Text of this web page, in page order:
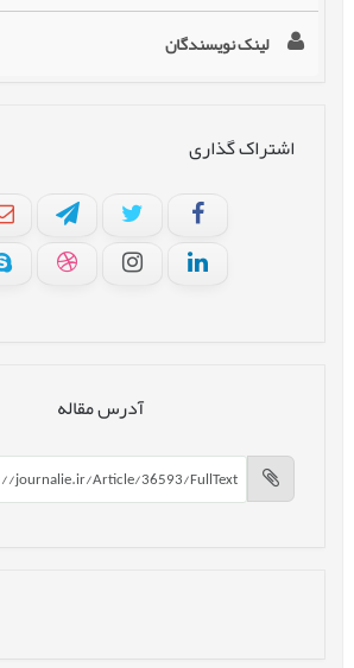
لینک نویسندگان
اشتراک گذاری
آدرس مقاله